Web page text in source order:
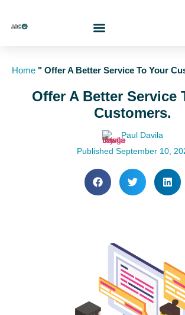
Home " Offer A Better Service To Your
Offer A Better Service
Customers.
Paul Davila
Published September 10,